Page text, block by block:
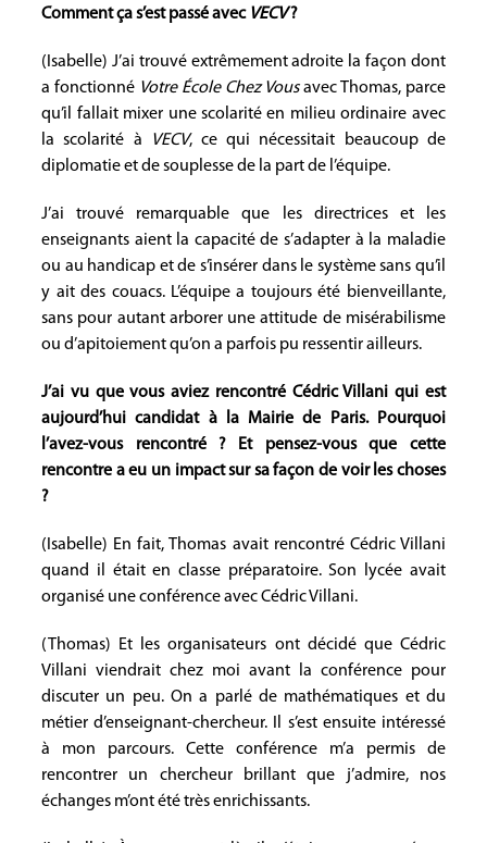
Comment ça s’est passé avec VECV?
(Isabelle) J’ai trouvé extrêmement adroite la façon dont
a fonctionné Votre École Chez Vousavec Thomas, parce
qu’il fallait mixer une scolarité en milieu ordinaire avec
la scolarité à
VECV, ce qui nécessitait beaucoup de
diplomatie et de souplesse de la part de l’équipe.
J’ai trouvé remarquable que les directrices et les
enseignants aient la capacité de s’adapter à la maladie
ou au handicap et de s’insérer dans le système sans qu’il
y ait des couacs. L’équipe a toujours été bienveillante,
sans pour autant arborer une attitude de misérabilisme
ou d’apitoiement qu’on a parfois pu ressentir ailleurs.
J’ai vu que vous aviez rencontré Cédric Villani qui est
aujourd’hui candidat à la Mairie de Paris. Pourquoi
l’avez-vous rencontré ? Et pensez-vous que cette
rencontre a eu un impact sur sa façon de voir les choses
?
(Isabelle) En fait, Thomas avait rencontré Cédric Villani
quand il était en classe préparatoire. Son lycée avait
organisé une conférence avec Cédric Villani.
(Thomas) Et les organisateurs ont décidé que Cédric
Villani viendrait chez moi avant la conférence pour
discuter un peu. On a parlé de mathématiques et du
métier d’enseignant-chercheur. Il s’est ensuite intéressé
à mon parcours. Cette conférence m’a permis de
rencontrer un chercheur brillant que j’admire, nos
échanges m’ont été très enrichissants.